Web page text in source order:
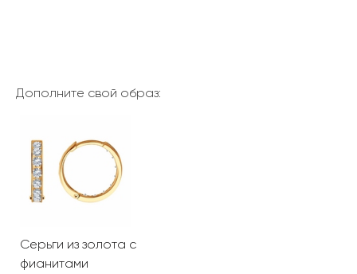
Дополните свой образ:
Серьги из золота с
фианитами